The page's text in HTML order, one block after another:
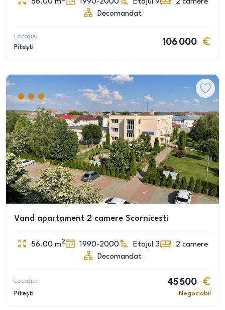
Decomandat
Locație:
Pitești
106 000
Vand apartament 2 camere Scornicesti
56.00 m2 1990-2000 Etajul 3 2 camere
Decomandat
Locație:
Pitești
45 500
Negociabil